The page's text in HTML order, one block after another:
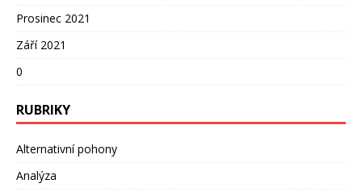
Prosinec 2021
Září 2021
0
RUBRIKY
Alternativní pohony
Analýza